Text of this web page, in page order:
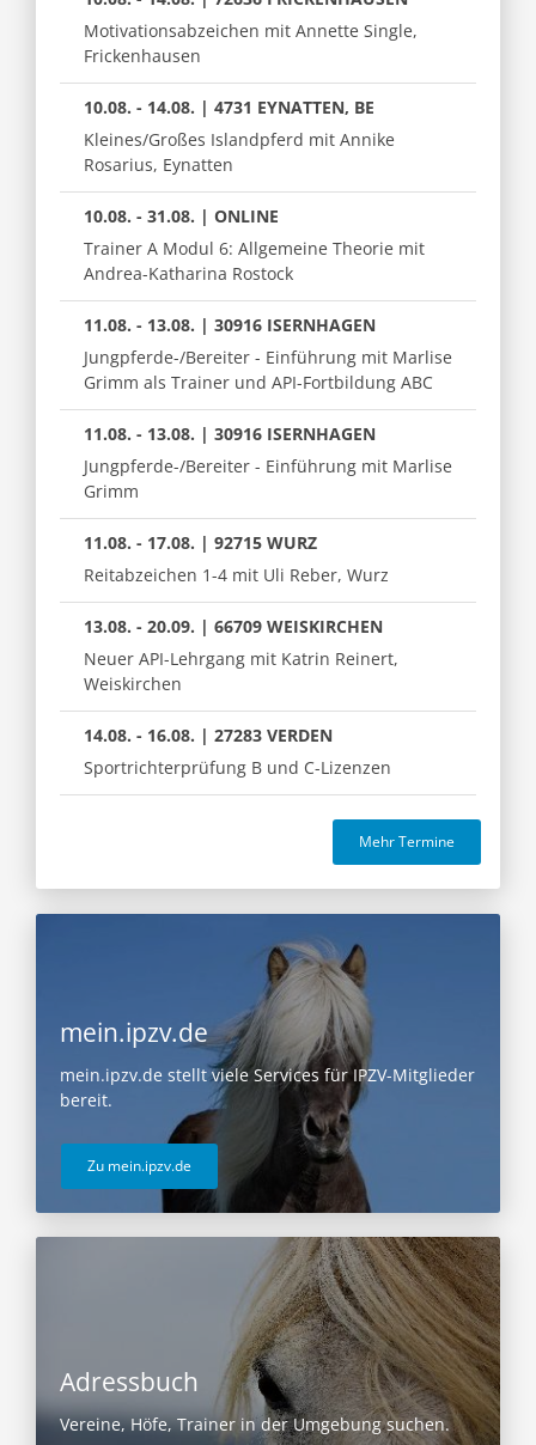
Motivationsabzeichen mit Annette Single,
Frickenhausen
10.08. - 14.08. | 4731 EYNATTEN, BE
Kleines/Großes Islandpferd mit Annike
Rosarius, Eynatten
10.08. - 31.08. | ONLINE
Trainer A Modul 6: Allgemeine Theorie mit
Andrea-Katharina Rostock
11.08. - 13.08. | 30916 ISERNHAGEN
Jungpferde-/Bereiter - Einführung mit Marlise
Grimm als Trainer und API-Fortbildung ABC
11.08. - 13.08. | 30916 ISERNHAGEN
Jungpferde-/Bereiter - Einführung mit Marlise
Grimm
11.08. - 17.08. | 92715 WURZ
Reitabzeichen 1-4 mit Uli Reber, Wurz
13.08. - 20.09. | 66709 WEISKIRCHEN
Neuer API-Lehrgang mit Katrin Reinert,
Weiskirchen
14.08. - 16.08. | 27283 VERDEN
Sportrichterprüfung B und C-Lizenzen
Mehr Termine
mein.ipzv.de
mein.ipzv.de stellt viele Services für IPZV-Mitglieder
bereit.
Zu mein.ipzv.de
Adressbuch
Vereine, Höfe, Trainer in der Umgebung suchen.